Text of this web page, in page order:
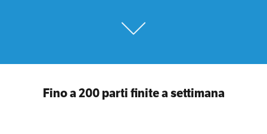
Fino a 200 parti finite a settimana